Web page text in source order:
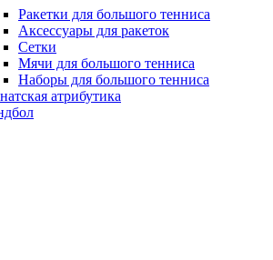
Ракетки для большого тенниса
Аксессуары для ракеток
Сетки
Мячи для большого тенниса
Наборы для большого тенниса
атрибутика